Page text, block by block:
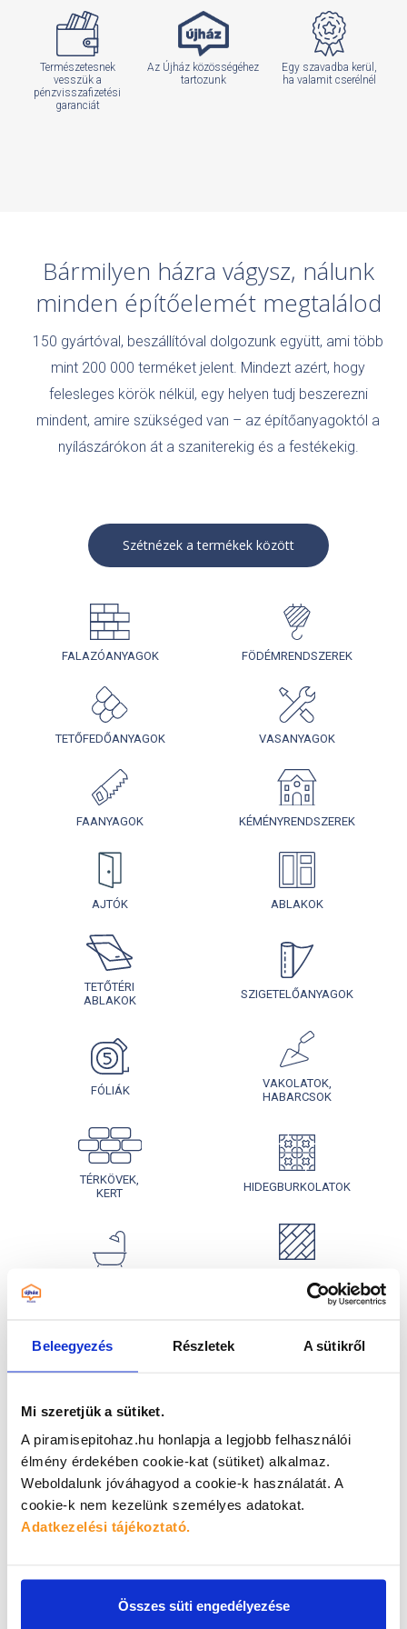
Beleegyezés Részletek A sütikről
Mi szeretjük a sütiket.
A piramisepitohaz.hu honlapja a legjobb felhasználói
élmény érdekében cookie-kat (sütiket) alkalmaz.
Weboldalunk jóváhagyod a cookie-k használatát. A
cookie-k nem kezelünk személyes adatokat.
Adatkezelési tájékoztató.
Összes süti engedélyezése
Természetesnek
vesszük a
pénzvisszafizetési
garanciát
Az Újház közösségéhez
tartozunk
Egy szavadba kerül,
ha valamit cserélnél
Bármilyen házra vágysz, nálunk
minden építőelemét megtalálod
150 gyártóval, beszállítóval dolgozunk együtt, ami több
mint 200 000 terméket jelent. Mindezt azért, hogy
felesleges körök nélkül, egy helyen tudj beszerezni
mindent, amire szükséged van – az építőanyagoktól a
nyílászárókon át a szaniterekig és a festékekig.
Szétnézek a termékek között
FALAZÓANYAGOK FÖDÉMRENDSZEREK
TETŐFEDŐANYAGOK VASANYAGOK
FAANYAGOK KÉMÉNYRENDSZEREK
AJTÓK ABLAKOK
TETŐTÉRI
ABLAKOK
SZIGETELŐANYAGOK
FÓLIÁK
VAKOLATOK,
HABARCSOK
TÉRKÖVEK,
KERT
HIDEGBURKOLATOK
PADLÓLAPOK
RAGASZTÓK,
FUGÁZÓK
FESTÉKEK
Gyere el és ismerd meg
személyesen a
bemutatótermünk sztárjait